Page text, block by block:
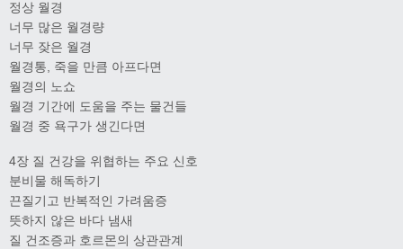
정상 월경
너무 많은 월경량
너무 잦은 월경
월경통, 죽을 만큼 아프다면
월경의 노쇼
월경 기간에 도움을 주는 물건들
월경 중 욕구가 생긴다면
4장 질 건강을 위협하는 주요 신호
분비물 해독하기
끈질기고 반복적인 가려움증
뜻하지 않은 바다 냄새
질 건조증과 호르몬의 상관관계